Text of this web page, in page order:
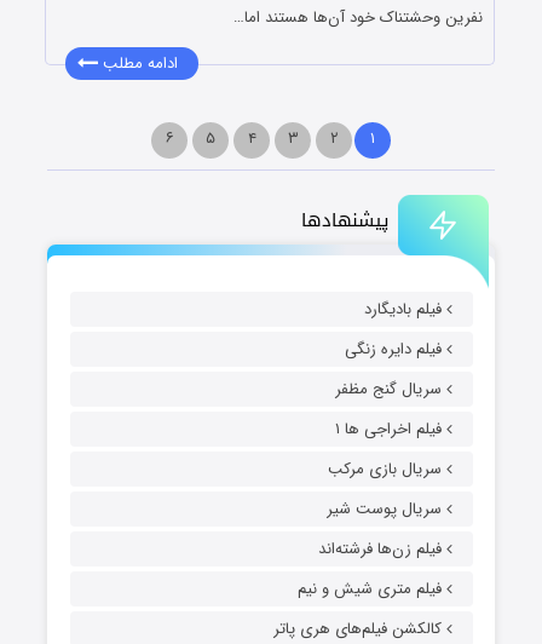
پیشنهادها
فیلم بادیگارد
فیلم دایره زنگی
سریال گنج مظفر
فیلم اخراجی ها ۱
سریال بازی مرکب
سریال پوست شیر
فیلم زن‌ها فرشته‌اند
فیلم متری شیش و نیم
کالکشن فیلم‌های هری پاتر
نفرین وحشتناک خود آن‌ها هستند اما…
ادامه مطلب
۱ ۲ ۳ ۴ ۵ ۶